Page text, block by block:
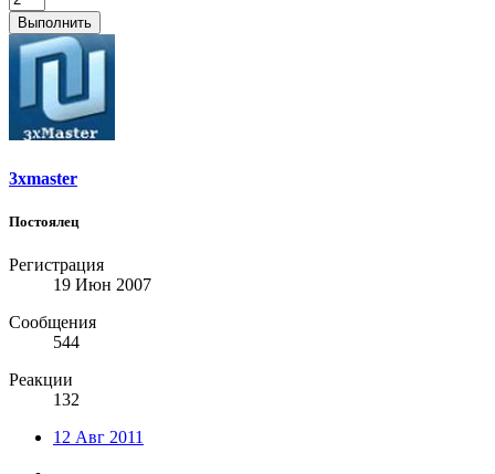
Выполнить
3xmaster
Постоялец
Регистрация
19 Июн 2007
Сообщения
544
Реакции
132
12 Авг 2011